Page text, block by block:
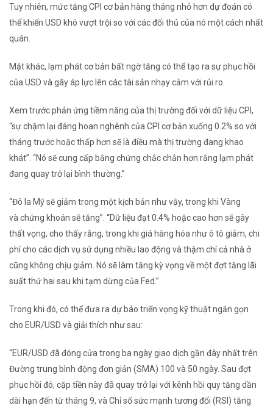
Tuy nhiên, mức tăng CPI cơ bản hàng tháng nhỏ hơn dự đoán có
thể khiến USD khó vượt trội so với các đối thủ của nó một cách nhất
quán.
Mặt khác, lạm phát cơ bản bất ngờ tăng có thể tạo ra sự phục hồi
của USD và gây áp lực lên các tài sản nhạy cảm với rủi ro.
Xem trước phản ứng tiềm năng của thị trường đối với dữ liệu CPI,
“sự chậm lại đáng hoan nghênh của CPI cơ bản xuống 0.2% so với
tháng trước hoặc thấp hơn sẽ là điều mà thị trường đang khao
khát”. “Nó sẽ cung cấp bằng chứng chắc chắn hơn rằng lạm phát
đang quay trở lại bình thường.”
“Đô la Mỹ sẽ giảm trong một kịch bản như vậy, trong khi Vàng
và chứng khoán sẽ tăng”. “Dữ liệu đạt 0.4% hoặc cao hơn sẽ gây
thất vọng, cho thấy rằng, trong khi giá hàng hóa như ô tô giảm, chi
phí cho các dịch vụ sử dụng nhiều lao động và thậm chí cả nhà ở
cũng không chịu giảm. Nó sẽ làm tăng kỳ vọng về một đợt tăng lãi
suất thứ hai sau khi tạm dừng của Fed.”
Trong khi đó, có thể đưa ra dự báo triển vọng kỹ thuật ngắn gọn
cho EUR/USD và giải thích như sau:
“EUR/USD đã đóng cửa trong ba ngày giao dịch gần đây nhất trên
Đường trung bình động đơn giản (SMA) 100 và 50 ngày. Sau đợt
phục hồi đó, cặp tiền này đã quay trở lại với kênh hồi quy tăng dần
dài hạn đến từ tháng 9, và Chỉ số sức mạnh tương đối (RSI) tăng